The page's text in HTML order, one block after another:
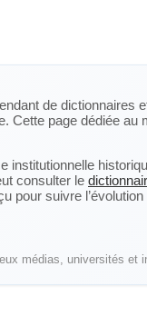
de dictionnaires
Cette page dédiée au
consulter le
suivre
médias, universités et